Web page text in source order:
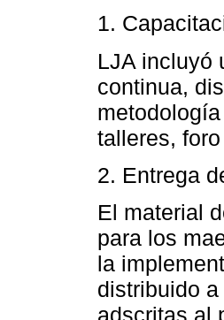
1.
LJA incluyó
continua,
talleres,
2. Entrega
El material
para los
la
distribuido
adscritas al